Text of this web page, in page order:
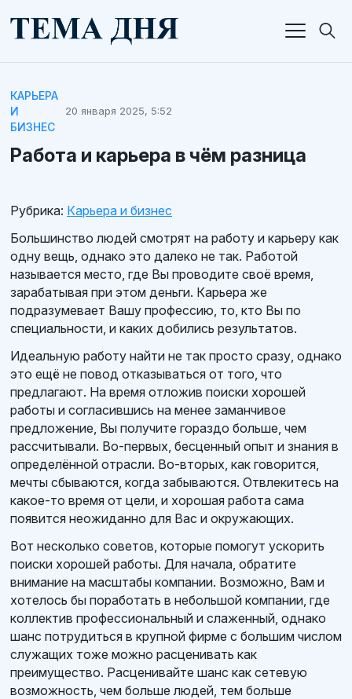
КАРЬЕРА
И
БИЗНЕС
20 января 2025, 5:52
Работа и карьера в чём разница
Рубрика: Карьера и бизнес
Большинство людей смотрят на работу и карьеру как
одну вещь, однако это далеко не так. Работой
называется место, где Вы проводите своё время,
зарабатывая при этом деньги. Карьера же
подразумевает Вашу профессию, то, кто Вы по
специальности, и каких добились результатов.
Идеальную работу найти не так просто сразу, однако
это ещё не повод отказываться от того, что
предлагают. На время отложив поиски хорошей
работы и согласившись на менее заманчивое
предложение, Вы получите гораздо больше, чем
рассчитывали. Во-первых, бесценный опыт и знания в
определённой отрасли. Во-вторых, как говорится,
мечты сбываются, когда забываются. Отвлекитесь на
какое-то время от цели, и хорошая работа сама
появится неожиданно для Вас и окружающих.
Вот несколько советов, которые помогут ускорить
поиски хорошей работы. Для начала, обратите
внимание на масштабы компании. Возможно, Вам и
хотелось бы поработать в небольшой компании, где
коллектив профессиональный и слаженный, однако
шанс потрудиться в крупной фирме с большим числом
служащих тоже можно расценивать как
преимущество. Расценивайте шанс как сетевую
возможность, чем больше людей, тем больше